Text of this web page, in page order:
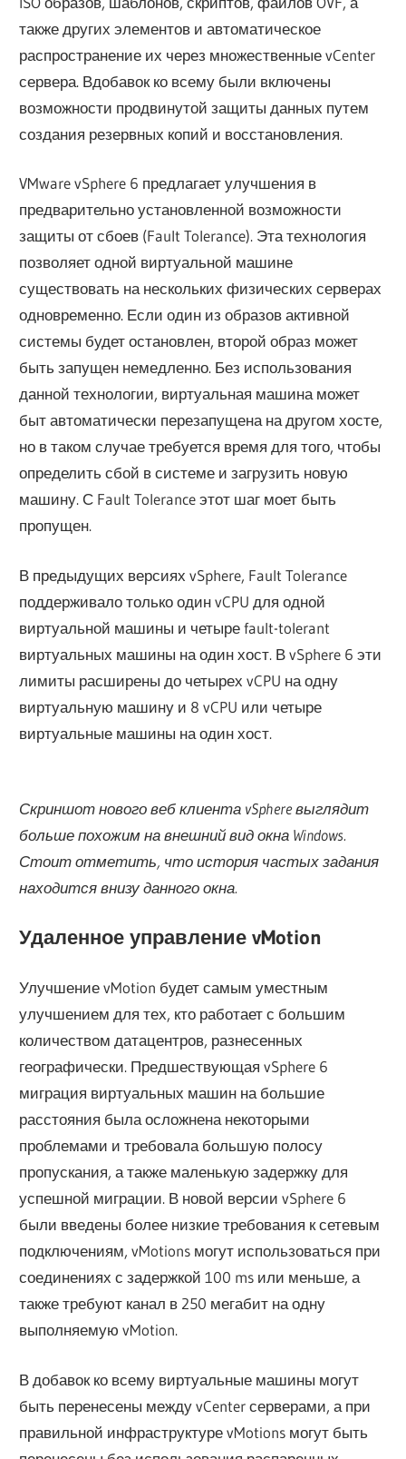
также других элементов и автоматическое
распространение их через множественные vCenter
сервера. Вдобавок ко всему были включены
возможности продвинутой защиты данных путем
создания резервных копий и восстановления.
VMware vSphere 6 предлагает улучшения в
предварительно установленной возможности
защиты от сбоев (Fault Tolerance). Эта технология
позволяет одной виртуальной машине
существовать на нескольких физических серверах
одновременно. Если один из образов активной
системы будет остановлен, второй образ может
быть запущен немедленно. Без использования
данной технологии, виртуальная машина может
быт автоматически перезапущена на другом хосте,
но в таком случае требуется время для того, чтобы
определить сбой в системе и загрузить новую
машину. С Fault Tolerance этот шаг моет быть
пропущен.
В предыдущих версиях vSphere, Fault Tolerance
поддерживало только один vCPU для одной
виртуальной машины и четыре fault-tolerant
виртуальных машины на один хост. В vSphere 6 эти
лимиты расширены до четырех vCPU на одну
виртуальную машину и 8 vCPU или четыре
виртуальные машины на один хост.
Скриншот нового веб клиента vSphere выглядит
больше похожим на внешний вид окна Windows.
Стоит отметить, что история частых задания
находится внизу данного окна.
Удаленное управление vMotion
Улучшение vMotion будет самым уместным
улучшением для тех, кто работает с большим
количеством датацентров, разнесенных
географически. Предшествующая vSphere 6
миграция виртуальных машин на большие
расстояния была осложнена некоторыми
проблемами и требовала большую полосу
пропускания, а также маленькую задержку для
успешной миграции. В новой версии vSphere 6
были введены более низкие требования к сетевым
подключениям, vMotions могут использоваться при
соединениях с задержкой 100 ms или меньше, а
также требуют канал в 250 мегабит на одну
выполняемую vMotion.
В добавок ко всему виртуальные машины могут
быть перенесены между vCenter серверами, а при
правильной инфраструктуре vMotions могут быть